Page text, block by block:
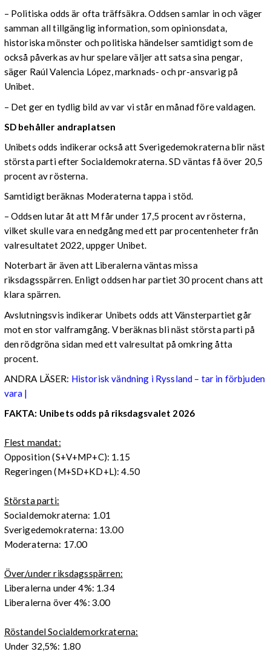
– Politiska odds är ofta träffsäkra. Oddsen samlar in och väger
samman all tillgänglig information, som opinionsdata,
historiska mönster och politiska händelser samtidigt som de
också påverkas av hur spelare väljer att satsa sina pengar,
säger Raúl Valencia López, marknads- och pr-ansvarig på
Unibet.
– Det ger en tydlig bild av var vi står en månad före valdagen.
SD behåller andraplatsen
Unibets odds indikerar också att Sverigedemokraterna blir näst
största parti efter Socialdemokraterna. SD väntas få över 20,5
procent av rösterna.
Samtidigt beräknas Moderaterna tappa i stöd.
– Oddsen lutar åt att M får under 17,5 procent av rösterna,
vilket skulle vara en nedgång med ett par procentenheter från
valresultatet 2022, uppger Unibet.
Noterbart är även att Liberalerna väntas missa
riksdagsspärren. Enligt oddsen har partiet 30 procent chans att
klara spärren.
Avslutningsvis indikerar Unibets odds att Vänsterpartiet går
mot en stor valframgång. V beräknas bli näst största parti på
den rödgröna sidan med ett valresultat på omkring åtta
procent.
ANDRA LÄSER: Historisk vändning i Ryssland – tar in förbjuden
vara |
FAKTA: Unibets odds på riksdagsvalet 2026
Flest mandat:
Opposition (S+V+MP+C): 1.15
Regeringen (M+SD+KD+L): 4.50
Största parti:
Socialdemokraterna: 1.01
Sverigedemokraterna: 13.00
Moderaterna: 17.00
Över/under riksdagsspärren:
Liberalerna under 4%: 1.34
Liberalerna över 4%: 3.00
Röstandel Socialdemorkraterna:
Under 32,5%: 1.80